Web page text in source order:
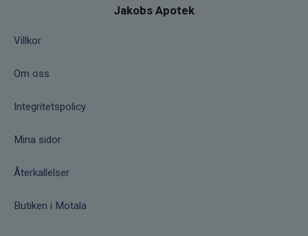
från huvudet och torka rent. Steg 6: Förvara
Jakobs Apotek
Villkor
Om oss
Integritetspolicy
Mina sidor
Återkallelser
Butiken i Motala